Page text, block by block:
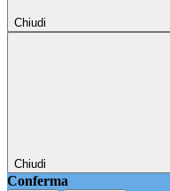
Chiudi
Chiudi
Conferma